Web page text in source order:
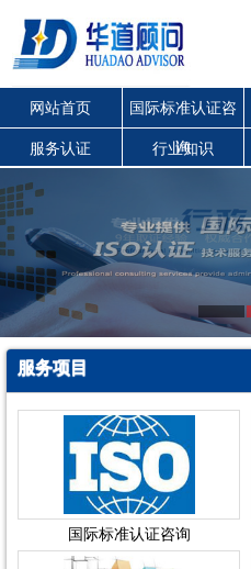
网站首页 国际标准认证咨
询
服务认证 行业知识
服务项目
国际标准认证咨询